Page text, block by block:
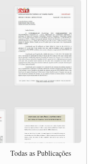
NOS ORGANIZAR?
bem de saúde
que contraem a Covid-19 na
COVID-19 para
e dos caminhoneiros
DIREITOS EM
da Unisinos e Doutor em
coordena uma pesquisa
Todas as Publicações